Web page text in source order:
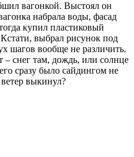
вагонкой. Выстоял он
набрала воды, фасад
купил пластиковый
выбрал рисунок под
шагов вообще не различить.
– снег там, дождь, или солнце
сразу было сайдингом не
выкинул?